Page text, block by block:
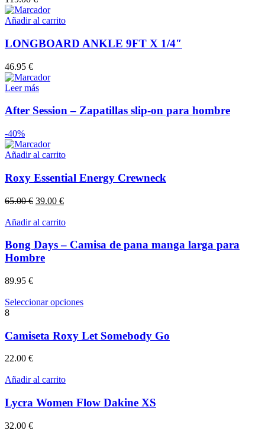
Añadir al carrito
LONGBOARD ANKLE 9FT X 1/4″
46.95 €
Leer más
After Session – Zapatillas slip-on para hombre
-40%
Añadir al carrito
Roxy Essential Energy Crewneck
65.00€ El
original
65.00 €.
39.00 €El
actual
39.00 €.
Añadir al carrito
Bong Days – Camisa de pana manga larga para
Hombre
89.95 €
Seleccionar opcionesEste
múltiples
variantes.
elegir
en
8
Camiseta Roxy Let Somebody Go
22.00 €
Añadir al carrito
Lycra Women Flow Dakine XS
32.00 €